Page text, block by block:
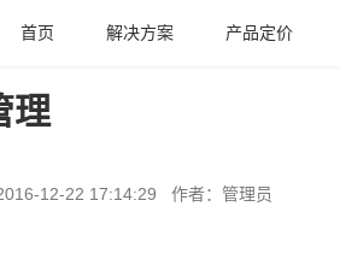
首页 解决方案 产品定价
理
12-22 17:14:29 作者：管理员